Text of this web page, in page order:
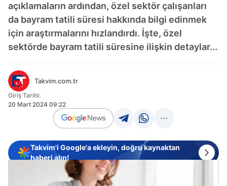
açıklamaların ardından, özel sektör çalışanları
da bayram tatili süresi hakkında bilgi edinmek
için araştırmalarını hızlandırdı. İşte, özel
sektörde bayram tatili süresine ilişkin detaylar...
Takvim.com.tr
Giriş Tarihi:
20 Mart 2024 09:22
Takvim'i Google'a ekleyin, doğru kaynaktan
haberi alın!